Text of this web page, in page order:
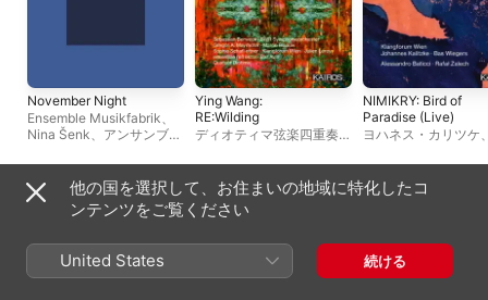
November Night
Ensemble Musikfabrik、
Nina Šenk、 アンサンブ
ン、Klangforum Wien、ア
ンサンブル・モデルン
Ying Wang:
RE:Wilding
ディオティマ弦楽四重奏
シュトゥットガルト放送交
響楽団、Gregor A.
Mayrhofer、Julien
Leroy 、 Klangforum
Sebastian Berweck
、
Sophie Schafleitner
Marco Blaauw
NIMIKRY: Bird of
Paradise (Live)
ヨハネス・カリツケ
Wiegers、Nimikry
ライブアルバム
他の国を選択して、お住まいの地域に特化したコ
ンテンツをご覧ください
United States 続ける